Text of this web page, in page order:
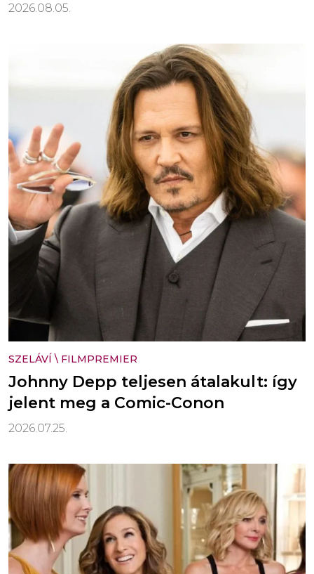
2026.08.05.
SZELÁVÍ \ FILMPREMIER
Johnny Depp teljesen átalakult: így
jelent meg a Comic-Conon
2026.07.25.